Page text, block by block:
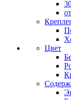
Цвет